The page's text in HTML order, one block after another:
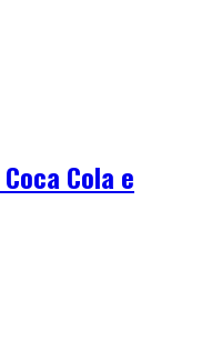
Cola e